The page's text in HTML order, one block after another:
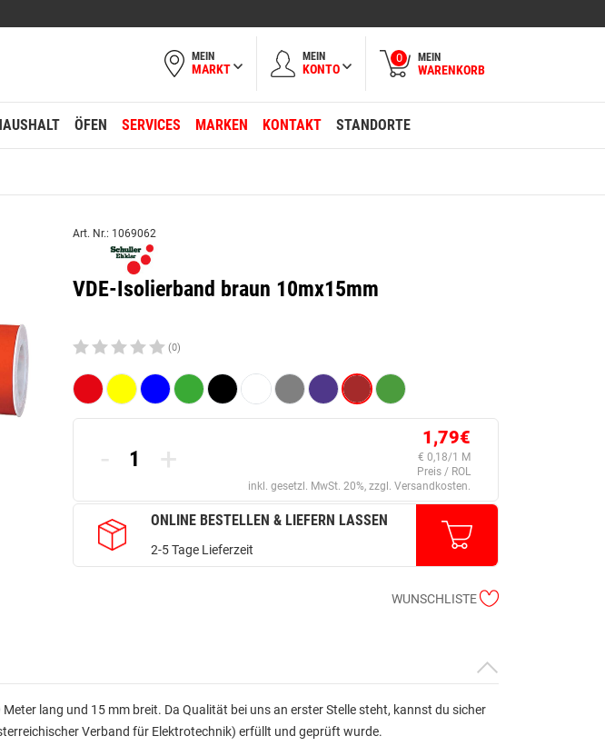
MEIN
MARKT
MEIN
KONTO
0 MEIN
WARENKORB
ÖFEN SERVICES MARKEN KONTAKT STANDORTE
Art. Nr.: 1069062
VDE-Isolierband braun 10mx15mm
(0)
- +
1,79€
€ 0,18/1 M
Preis / ROL
inkl. gesetzl. MwSt. 20%, zzgl. Versandkosten.
ONLINE BESTELLEN & LIEFERN LASSEN
2-5 Tage Lieferzeit
WUNSCHLISTE
lang und 15 mm breit. Da Qualität bei uns an erster Stelle steht, kannst du sicher
Verband für Elektrotechnik) erfüllt und geprüft wurde.